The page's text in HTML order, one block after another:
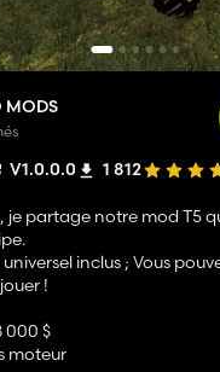
MODS
V1.0.0.0 1 812
je partage notre mod T5
inclus ; Vous
!
000 $
moteur